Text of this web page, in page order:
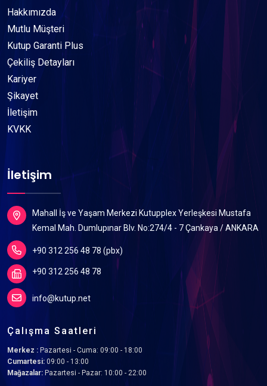
Hakkımızda
Mutlu Müşteri
Kutup Garanti Plus
Çekiliş Detayları
Kariyer
Şikayet
İletişim
KVKK
İletişim
Mahall İş ve Yaşam Merkezi Kutupplex Yerleşkesi Mustafa
Kemal Mah. Dumlupınar Blv. No:274/4 - 7 Çankaya / ANKARA
+90 312 256 48 78 (pbx)
+90 312 256 48 78
info@kutup.net
Çalışma Saatleri
Merkez : Pazartesi - Cuma: 09:00 - 18:00
Cumartesi: 09:00 - 13:00
Mağazalar: Pazartesi - Pazar: 10:00 - 22:00